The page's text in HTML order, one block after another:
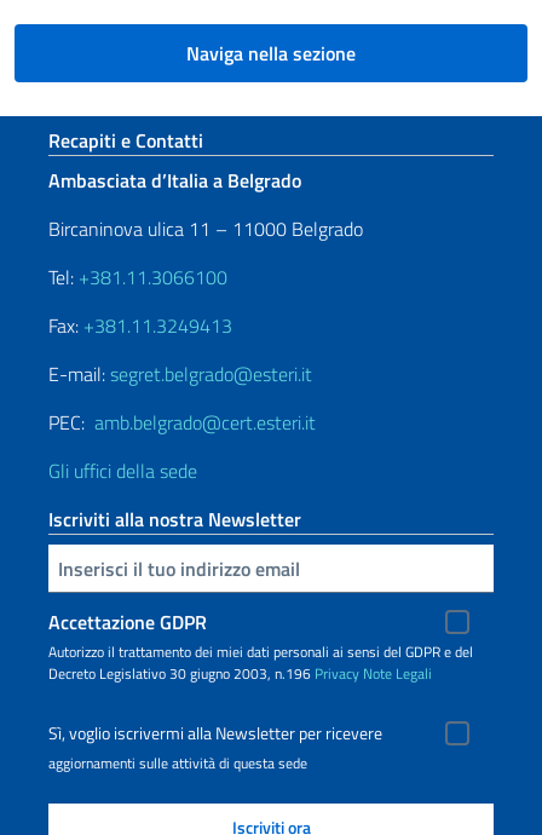
Naviga nella sezione
Sezione footer
Recapiti e Contatti
Ambasciata d’Italia a Belgrado
Bircaninova ulica 11 – 11000 Belgrado
Tel: +381.11.3066100
Fax: +381.11.3249413
E-mail:segret.belgrado@esteri.it
PEC: amb.belgrado@cert.esteri.it
Gli uffici della sede
Iscriviti alla nostra Newsletter
Inserisci la tua email
Accettazione GDPR
Autorizzo il trattamento dei miei dati personali ai sensi del GDPR e del
Decreto Legislativo 30 giugno 2003, n.196 Privacy Note Legali
Sì, voglio iscrivermi alla Newsletter per ricevere
aggiornamenti sulle attività di questa sede